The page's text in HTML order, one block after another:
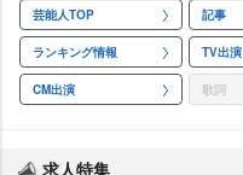
芸能人TOP 記事
ランキング情報 TV出演
CM出演 歌詞
求人特集